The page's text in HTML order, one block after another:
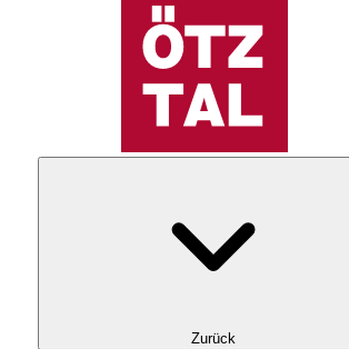
Zurück